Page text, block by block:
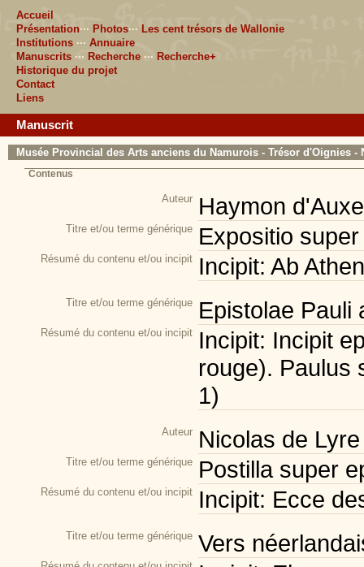
Accueil
Présentation··· Photos··· Les cent trésors de Wallonie
Institutions ··· Annuaire
Manuscrits ··· Recherche ··· Recherche+
Historique du projet
Contact
Liens
Manuscrit
Musée Provincial des Arts anciens du Namurois - Trésor d'Oignies -
Contenus
Auteur Haymon
Titre et/ou terme générique Expositio
Résumé du contenu et/ou incipit Incipit: Ab
Titre et/ou terme générique Epistolae Pauli
Résumé du contenu et/ou incipit Incipit: Incipit
rouge). Paulus
1)
Auteur Nicolas de
Titre et/ou terme générique Postilla super
Résumé du contenu et/ou incipit Incipit: Ecce
Titre et/ou terme générique Vers